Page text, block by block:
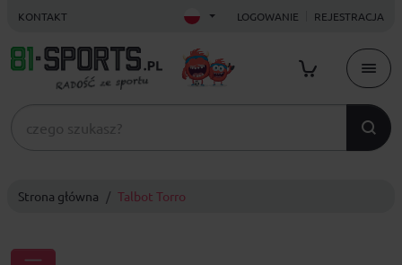
KONTAKT LOGOWANIE REJESTRACJA
Strona główna Talbot Torro